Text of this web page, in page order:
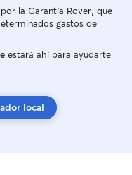
la Garantía Rover, que
gastos de
estará ahí para ayudarte
local